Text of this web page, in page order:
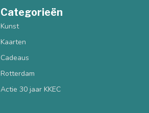
Categorieën
Kunst
Kaarten
Cadeaus
Rotterdam
Actie 30 jaar KKEC